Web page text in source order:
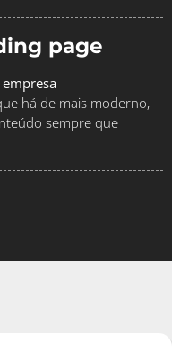
page
há de mais moderno,
sempre que